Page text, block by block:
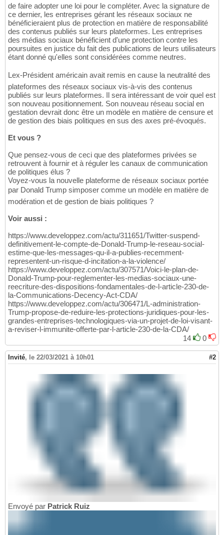
de faire adopter une loi pour le compléter. Avec la signature de
ce dernier, les entreprises gérant les réseaux sociaux ne
bénéficieraient plus de protection en matière de responsabilité
des contenus publiés sur leurs plateformes. Les entreprises
des médias sociaux bénéficient d'une protection contre les
poursuites en justice du fait des publications de leurs utilisateurs
étant donné qu'elles sont considérées comme neutres.
Lex-Président américain avait remis en cause la neutralité des
plateformes des réseaux sociaux vis-à-vis des contenus
publiés sur leurs plateformes. Il sera intéressant de voir quel est
son nouveau positionnement. Son nouveau réseau social en
gestation devrait donc être un modèle en matière de censure et
de gestion des biais politiques en sus des axes pré-évoqués.
Et vous ?
Que pensez-vous de ceci que des plateformes privées se
retrouvent à fournir et à réguler les canaux de communication
de politiques élus ?
Voyez-vous la nouvelle plateforme de réseaux sociaux portée
par Donald Trump simposer comme un modèle en matière de
modération et de gestion de biais politiques ?
Voir aussi :
https://www.developpez.com/actu/311651/Twitter-suspend-
definitivement-le-compte-de-Donald-Trump-le-reseau-social-
estime-que-les-messages-qu-il-a-publies-recemment-
representent-un-risque-d-incitation-a-la-violence/
https://www.developpez.com/actu/307571/Voici-le-plan-de-
Donald-Trump-pour-reglementer-les-medias-sociaux-une-
reecriture-des-dispositions-fondamentales-de-l-article-230-de-
la-Communications-Decency-Act-CDA/
https://www.developpez.com/actu/306471/L-administration-
Trump-propose-de-reduire-les-protections-juridiques-pour-les-
grandes-entreprises-technologiques-via-un-projet-de-loi-visant-
a-reviser-l-immunite-offerte-par-l-article-230-de-la-CDA/
14
0
Invité, le 22/03/2021 à 10h01 #2
Envoyé par Patrick Ruiz